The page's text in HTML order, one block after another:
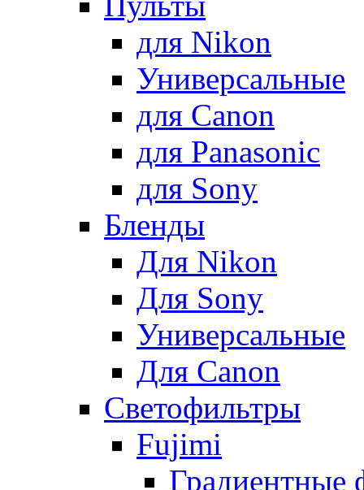
для Nikon
Универсальные
для Canon
для Panasonic
для Sony
Бленды
Для Nikon
Для Sony
Универсальные
Для Canon
Светофильтры
Fujimi
Градиентные